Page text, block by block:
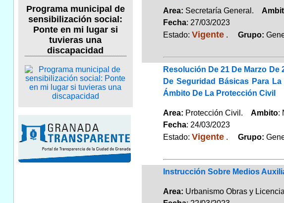
Programa municipal de
sensibilización social:
Ponte en mi lugar si
tuvieras una
discapacidad
Area: Secretaría General.
Fecha: 27/03/2023
Estado: Vigente. Grupo:
Resolución De 21 De Marzo
De Seguridad Básicas Para
Ámbito De La Protección Civil
Area: Protección Civil. Ambito:
Fecha: 24/03/2023
Estado: Vigente. Grupo:
Instrucción Sobre Medios
Area: Urbanismo Obras y